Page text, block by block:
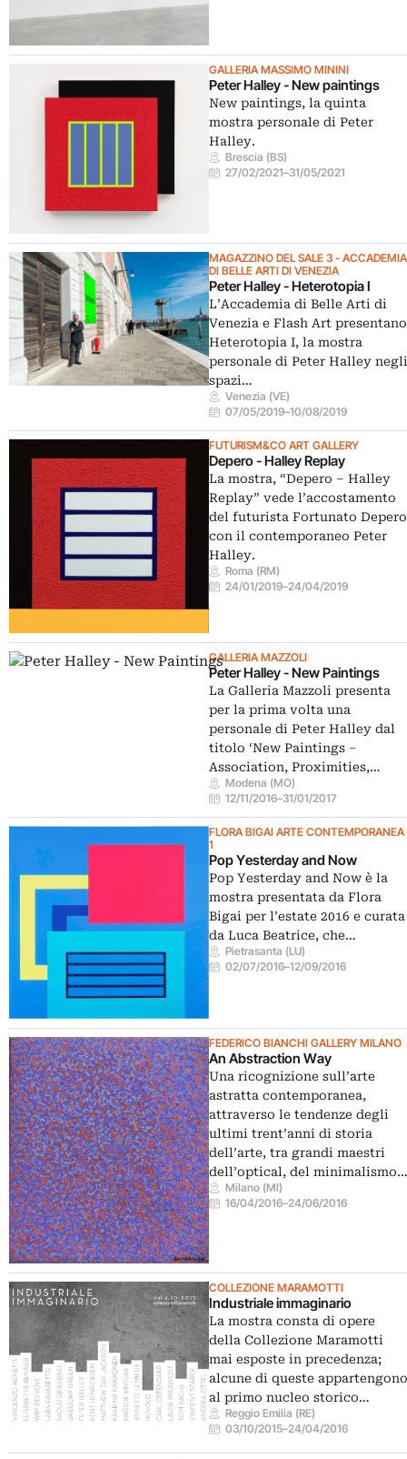
GALLERIA MASSIMO MININI
Peter Halley - New paintings
New paintings, la quinta
mostra personale di Peter
Halley.
Brescia (BS)
27/02/2021–31/05/2021
MAGAZZINO DEL SALE 3 - ACCADEMIA
DI BELLE ARTI DI VENEZIA
Peter Halley - Heterotopia I
L’Accademia di Belle Arti di
Venezia e Flash Art presentano
Heterotopia I, la mostra
personale di Peter Halley
spazi…
Venezia (VE)
07/05/2019–10/08/2019
FUTURISM&CO ART GALLERY
Depero - Halley Replay
La mostra, “Depero – Halley
Replay” vede l’accostamento
del futurista Fortunato Depero
con il contemporaneo Peter
Halley.
Roma (RM)
24/01/2019–24/04/2019
GALLERIA MAZZOLI
Peter Halley - New Paintings
La Galleria Mazzoli presenta
per la prima volta una
personale di Peter Halley dal
titolo ‘New Paintings –
Association, Proximities,…
Modena (MO)
12/11/2016–31/01/2017
FLORA BIGAI ARTE CONTEMPORANEA
1
Pop Yesterday and Now
Pop Yesterday and Now è la
mostra presentata da Flora
Bigai per l’estate 2016 e curata
da Luca Beatrice, che…
Pietrasanta (LU)
02/07/2016–12/09/2016
FEDERICO BIANCHI GALLERY MILANO
An Abstraction Way
Una ricognizione sull’arte
astratta contemporanea,
attraverso le tendenze degli
ultimi trent’anni di storia
dell’arte, tra grandi maestri
dell’optical, del
Milano (MI)
16/04/2016–24/06/2016
COLLEZIONE MARAMOTTI
Industriale immaginario
La mostra consta di opere
della Collezione Maramotti
mai esposte in precedenza;
alcune di queste
al primo nucleo storico…
Reggio Emilia (RE)
03/10/2015–24/04/2016